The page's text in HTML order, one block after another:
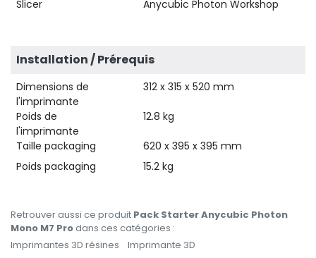
Slicer Anycubic Photon Workshop
Installation / Prérequis
Dimensions de
l'imprimante
312 x 315 x 520 mm
Poids de
l'imprimante
12.8 kg
Taille packaging
620 x 395 x 395 mm
Poids packaging
15.2 kg
Retrouver aussi ce produit Pack Starter Anycubic Photon
Mono M7 Prodans ces catégories :
Imprimantes 3D résines
Imprimante 3D